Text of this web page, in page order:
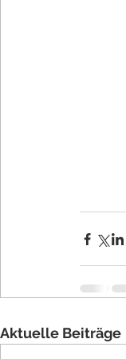
Aktuelle Beiträge